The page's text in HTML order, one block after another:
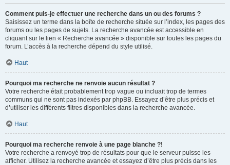
Comment puis-je effectuer une recherche dans un ou des forums ?
Saisissez un terme dans la boîte de recherche située sur l’index, les pages des
forums ou les pages de sujets. La recherche avancée est accessible en
cliquant sur le lien « Recherche avancée » disponible sur toutes les pages du
forum. L’accès à la recherche dépend du style utilisé.
Haut
Pourquoi ma recherche ne renvoie aucun résultat ?
Votre recherche était probablement trop vague ou incluait trop de termes
communs qui ne sont pas indexés par phpBB. Essayez d’être plus précis et
d’utiliser les différents filtres disponibles dans la recherche avancée.
Haut
Pourquoi ma recherche renvoie à une page blanche ?!
Votre recherche a renvoyé trop de résultats pour que le serveur puisse les
afficher. Utilisez la recherche avancée et essayez d’être plus précis dans les